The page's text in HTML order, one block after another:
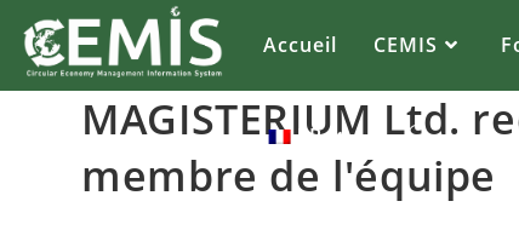
Accueil CEMIS
FR
MAGISTERIUM Ltd.
membre de l'équipe